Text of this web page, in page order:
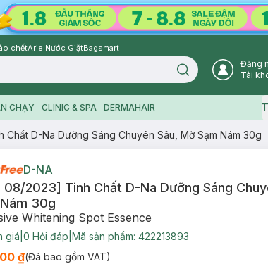
chếtArielNước GiặtBagsmart
Search icon
Đăng
Tài
CHẠY CLINIC & SPA DERMAHAIR
Chất D-Na Dưỡng Sáng Chuyên Sâu, Mờ Sạm Nám 30g
D-NA
08/2023] Tinh Chất D-Na Dưỡng Sáng
30g
Whitening Spot Essence
giá 0 Hỏi đáp Mã sản phẩm: 422213893
₫(Đã bao gồm VAT)